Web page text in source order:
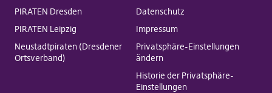
PIRATEN Dresden
PIRATEN Leipzig
Neustadtpiraten (Dresdener
Ortsverband)
Datenschutz
Impressum
Privatsphäre-Einstellungen
ändern
Historie der Privatsphäre-
Einstellungen